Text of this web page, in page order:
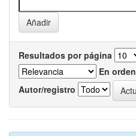
Resultados por página
En orden
Autor/registro